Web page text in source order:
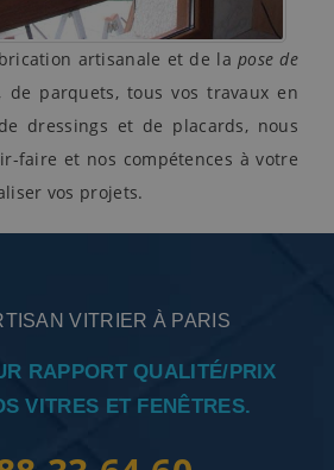
artisanale et de lapose de
de parquets, tous vos travaux en
dressings et de placards, nous
faire et nos compétences à votre
vos projets.
VITRIER À PARIS
RAPPORT QUALITÉ/PRIX
VITRES ET FENÊTRES.